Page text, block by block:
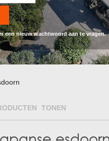
een nieuw wachtwoord aan te vragen.
TONEN